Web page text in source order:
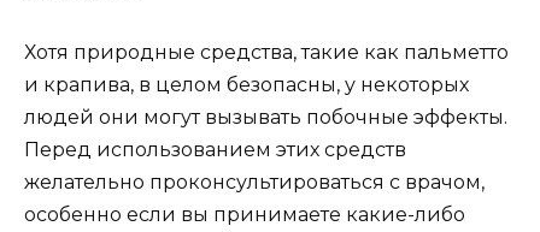
Хотя природные средства, такие как пальметто
и крапива, в целом безопасны, у некоторых
людей они могут вызывать побочные эффекты.
Перед использованием этих средств
желательно проконсультироваться с врачом,
особенно если вы принимаете какие-либо